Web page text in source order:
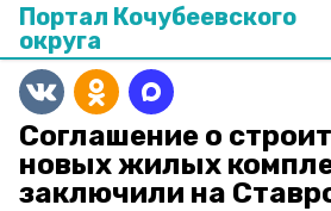
Портал Кочубеевского
округа
Соглашение о
новых жилых
заключили на